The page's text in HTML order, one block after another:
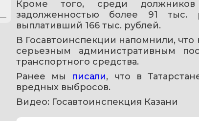
Кроме того, среди
задолженностью более 91
выплативший 166 тыс. рублей.
В Госавтоинспекции напомнили,
серьезным административным
транспортного средства.
Ранее мы писали, что в
вредных выбросов.
Видео: Госавтоинспекция Казани